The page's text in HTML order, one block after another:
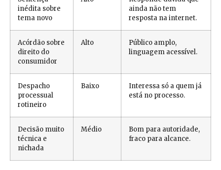
inédita sobre
tema novo
ainda não tem
resposta na internet.
Acórdão sobre
direito do
consumidor
Alto
Público amplo,
linguagem acessível.
Despacho
processual
rotineiro
Baixo
Interessa só a quem já
está no processo.
Decisão muito
técnica e
nichada
Médio
Bom para autoridade,
fraco para alcance.